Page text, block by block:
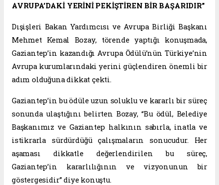
AVRUPA’DAKİ YERİNİ PEKİŞTİREN BİR BAŞARIDIR”
Dışişleri Bakan Yardımcısı ve Avrupa Birliği Başkanı
Mehmet Kemal Bozay, törende yaptığı konuşmada,
Gaziantep’in kazandığı Avrupa Ödülü’nün Türkiye’nin
Avrupa kurumlarındaki yerini güçlendiren önemli bir
adım olduğuna dikkat çekti.
Gaziantep’in bu ödüle uzun soluklu ve kararlı bir süreç
sonunda ulaştığını belirten Bozay, “Bu ödül, Belediye
Başkanımız ve Gaziantep halkının sabırla, inatla ve
istikrarla sürdürdüğü çalışmaların sonucudur. Her
aşaması dikkatle değerlendirilen bu süreç,
Gaziantep’in kararlılığının ve vizyonunun bir
göstergesidir” diye konuştu.